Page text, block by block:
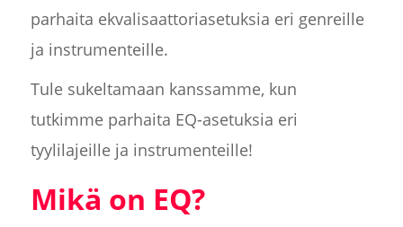
parhaita ekvalisaattoriasetuksia eri genreille
ja instrumenteille.
Tule sukeltamaan kanssamme, kun
tutkimme parhaita EQ-asetuksia eri
tyylilajeille ja instrumenteille!
Mikä on EQ?